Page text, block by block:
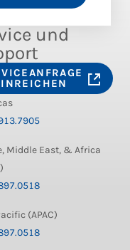
und
Middle East, & Africa
(APAC)